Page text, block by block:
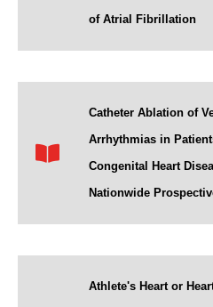
of Atrial Fibrillation
Catheter Ablation of
Arrhythmias in
Congenital Heart
Nationwide
Athlete's Heart or